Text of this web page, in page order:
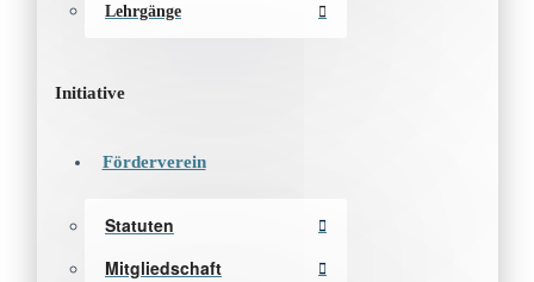
Lehrgänge
Initiative
Förderverein
Statuten
Mitgliedschaft